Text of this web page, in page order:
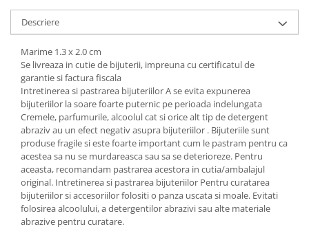
Cadouri pentru sportivi
Cadouri Pensionare
Cadouri Colegi, sefi sau angajati
Cadouri pentru Doctori
Cadouri pentru Sfânta Maria
Martisoare
Descriere
Marime 1.3 x 2.0 cm
Se livreaza in cutie de bijuterii, impreuna cu certificatul de
garantie si factura fiscala
Intretinerea si pastrarea bijuteriilor A se evita expunerea
bijuteriilor la soare foarte puternic pe perioada indelungata
Cremele, parfumurile, alcoolul cat si orice alt tip de detergent
abraziv au un efect negativ asupra bijuteriilor . Bijuteriile sunt
produse fragile si este foarte important cum le pastram pentru ca
acestea sa nu se murdareasca sau sa se deterioreze. Pentru
aceasta, recomandam pastrarea acestora in cutia/ambalajul
original. Intretinerea si pastrarea bijuteriilor Pentru curatarea
bijuteriilor si accesoriilor folositi o panza uscata si moale. Evitati
folosirea alcoolului, a detergentilor abrazivi sau alte materiale
abrazive pentru curatare.